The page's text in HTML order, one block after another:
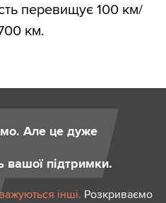
перевищує 100 км/
км.
Але це дуже
вашої підтримки.
інші. Розкриваємо